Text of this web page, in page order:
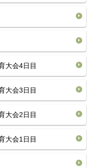
大会4日目
大会3日目
大会2日目
大会1日目